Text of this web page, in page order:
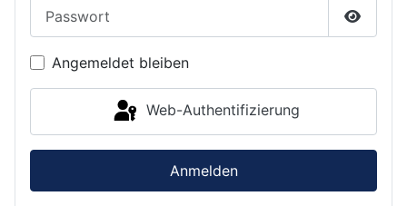
Angemeldet bleiben
Web-Authentifizierung
Anmelden